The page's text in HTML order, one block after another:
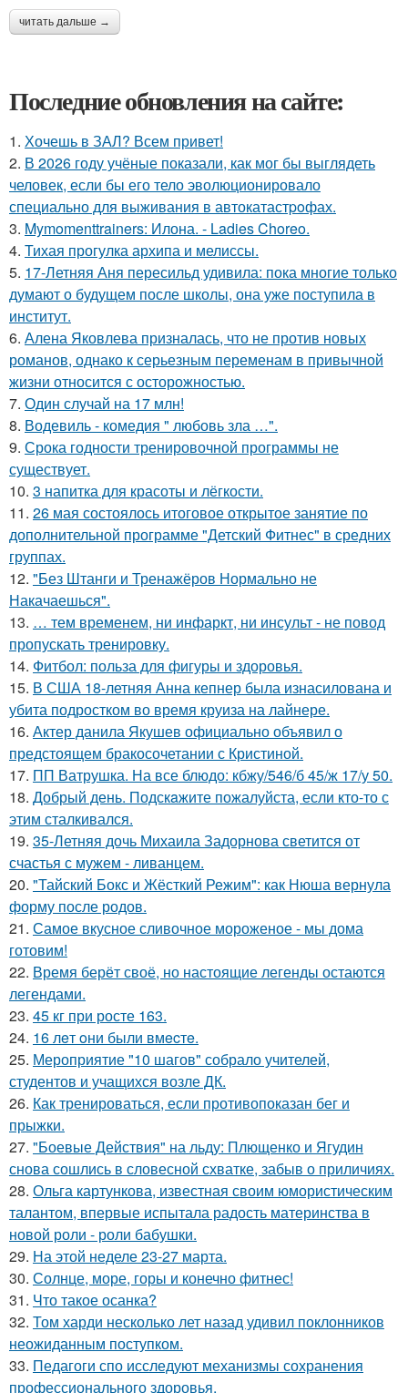
читать дальше →
Последние обновления на сайте:
1. Хочешь в ЗАЛ? Всем привет!
2. В 2026 году учёные показали, как мог бы выглядеть
человек, если бы его тело эволюционировало
специально для выживания в автокатастpoфах.
3. Mymomenttrainers: Илона. - Ladies Choreo.
4. Тихая прогулка архипа и мелиссы.
5. 17-Летняя Аня пересильд удивила: пока многие только
думают о будущем после школы, она уже поступила в
институт.
6. Алена Яковлева призналась, что не против новых
романов, однако к серьезным переменам в привычной
жизни относится с осторожностью.
7. Один случай на 17 млн!
8. Водевиль - комедия " любовь зла …".
9. Срока годности тренировочной программы не
существует.
10. 3 напитка для красоты и лёгкости.
11. 26 мая состоялось итоговое открытое занятие по
дополнительной программе "Детский Фитнес" в средних
группах.
12. "Без Штанги и Тренажёров Нормально не
Накачаешься".
13. … тем временем, ни инфаркт, ни инсульт - не повод
пропускать тренировку.
14. Фитбол: польза для фигуры и здоровья.
15. В США 18-летняя Анна кепнер была изнасилована и
убита подростком во время круиза на лайнере.
16. Актер данила Якушев официально объявил о
предстоящем бракосочетании с Кристиной.
17. ПП Ватрушка. На все блюдо: кбжу/546/б 45/ж 17/у 50.
18. Добрый день. Подскaжите пожалуйста, если кто-то с
этим сталкивался.
19. 35-Летняя дочь Михаила Задорнова светится от
счастья с мужем - ливанцем.
20. "Тайский Бокс и Жёсткий Режим": как Нюша вернула
форму после родов.
21. Самое вкусное сливочное мороженое - мы дома
готовим!
22. Время берёт своё, но настоящие легенды остаются
легендами.
23. 45 кг при росте 163.
24. 16 лeт oни были вмecтe.
25. Мероприятие "10 шагов" собрало учителей,
студентов и учащихся возле ДК.
26. Как тренироваться, если противопоказан бег и
прыжки.
27. "Боевые Действия" на льду: Плющенко и Ягудин
снова сошлись в словесной схватке, забыв о приличиях.
28. Ольга картункова, известная своим юмористическим
талантом, впервые испытала радость материнства в
новой роли - роли бабушки.
29. На этой неделе 23-27 марта.
30. Солнце, море, горы и конечно фитнес!
31. Что такое осанка?
32. Том харди несколько лет назад удивил поклонников
неожиданным поступком.
33. Педагоги спо исследуют механизмы сохранения
профессионального здоровья.